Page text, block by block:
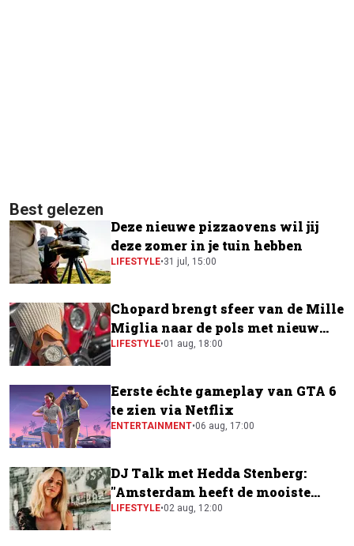
Best gelezen
Deze nieuwe pizzaovens wil jij
deze zomer in je tuin hebben
LIFESTYLE•31 jul, 15:00
Chopard brengt sfeer van de Mille
Miglia naar de pols met nieuw
horloge
LIFESTYLE•01 aug, 18:00
Eerste échte gameplay van GTA 6
te zien via Netflix
ENTERTAINMENT•06 aug, 17:00
DJ Talk met Hedda Stenberg:
"Amsterdam heeft de mooiste
festivalscene van Europa"
LIFESTYLE•02 aug, 12:00